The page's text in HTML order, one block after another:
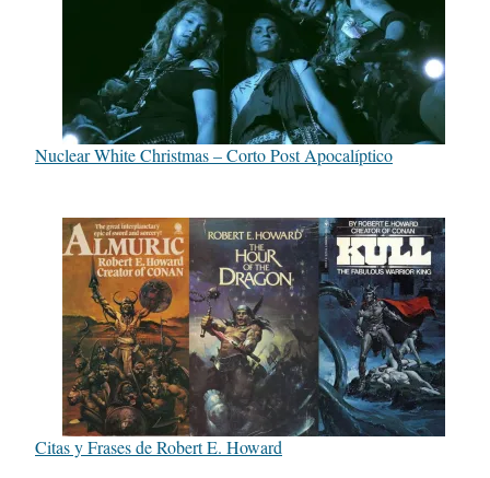
Nuclear White Christmas – Corto Post Apocalíptico
Citas y Frases de Robert E. Howard